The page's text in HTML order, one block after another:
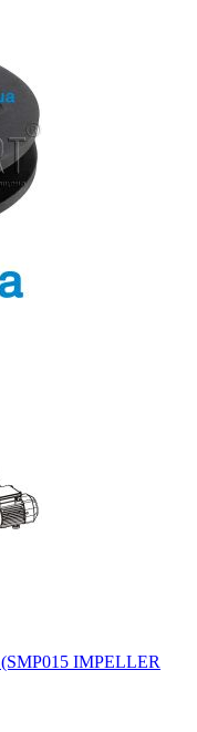
IMPELLER